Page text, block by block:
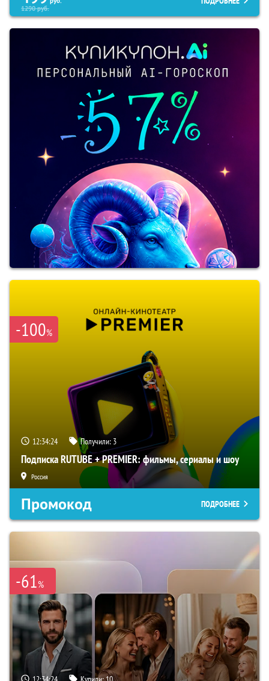
1290руб.
-100%
12:34:23 Получили: 3
Подписка RUTUBE + PREMIER: фильмы, сериалы и шоу
Россия
Промокод ПОДРОБНЕЕ
-61%